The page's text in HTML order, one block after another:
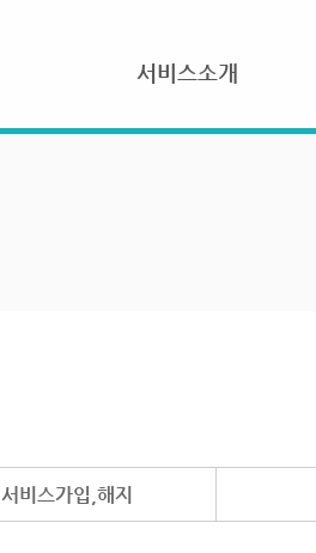
서비스소개
서비스가입,해지